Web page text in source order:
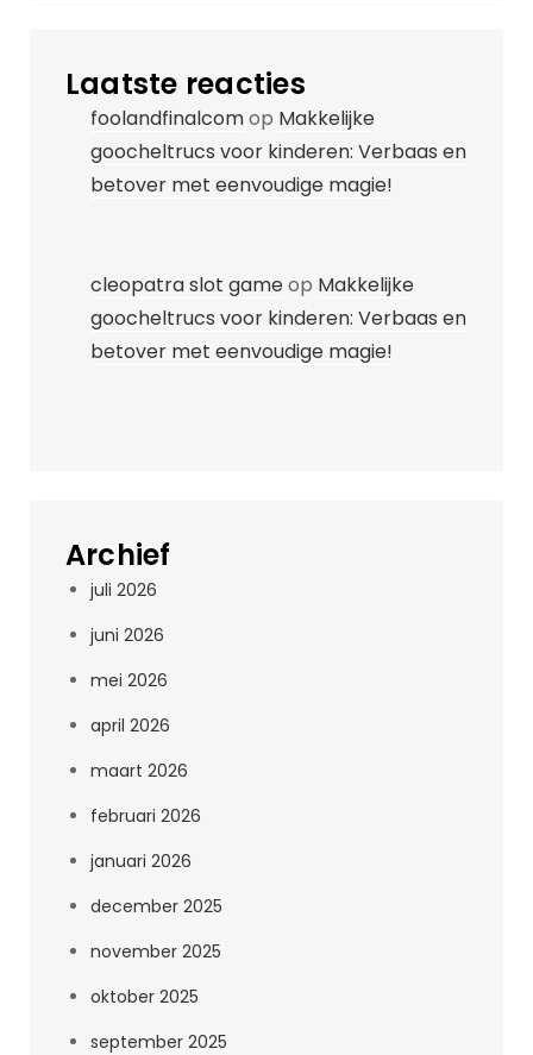
Laatste reacties
foolandfinalcomop Makkelijke
goocheltrucs voor kinderen: Verbaas en
betover met eenvoudige magie!
cleopatra slot gameop Makkelijke
goocheltrucs voor kinderen: Verbaas en
betover met eenvoudige magie!
Archief
juli 2026
juni 2026
mei 2026
april 2026
maart 2026
februari 2026
januari 2026
december 2025
november 2025
oktober 2025
september 2025